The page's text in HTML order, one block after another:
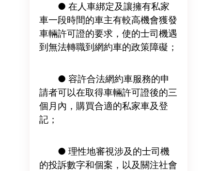
● 在人車綁定及讓擁有私家
車一段時間的車主有較高機會獲發
車輛許可證的要求，使的士司機遇
到無法轉職到網約車的政策障礙；
● 容許合法網約車服務的申
請者可以在取得車輛許可證後的三
個月內，購買合適的私家車及登
記；
● 理性地審視涉及的士司機
的投訴數字和個案，以及關注社會